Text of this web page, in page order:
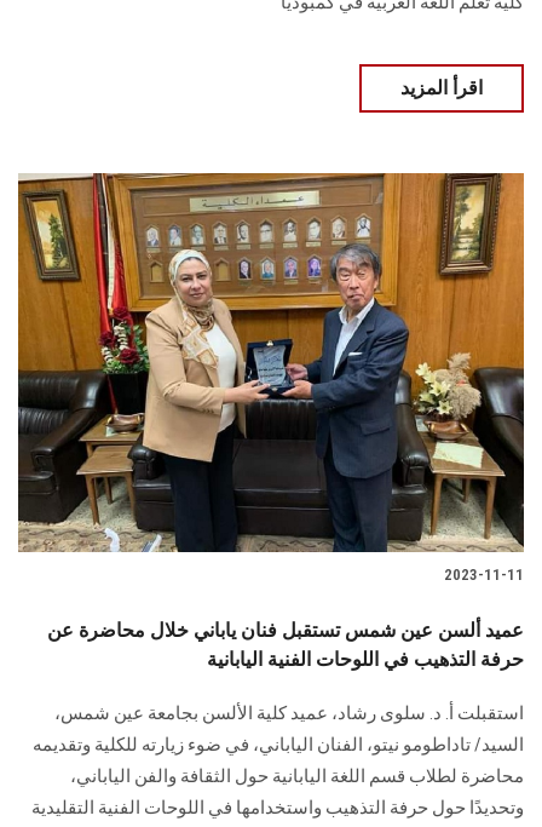
اقرأ المزيد
2023-11-11
عميد ألسن عين شمس تستقبل فنان ياباني خلال محاضرة عن
حرفة التذهيب في اللوحات الفنية اليابانية
استقبلت أ. د. سلوى رشاد، عميد كلية الألسن بجامعة عين شمس،
السيد/ تاداطومو نيتو، الفنان الياباني، في ضوء زيارته للكلية وتقديمه
محاضرة لطلاب قسم اللغة اليابانية حول الثقافة والفن الياباني،
وتحديدًا حول حرفة التذهيب واستخدامها في اللوحات الفنية التقليدية